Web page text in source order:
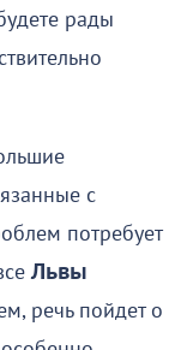
рады
с
потребует
Львы
речь пойдет о